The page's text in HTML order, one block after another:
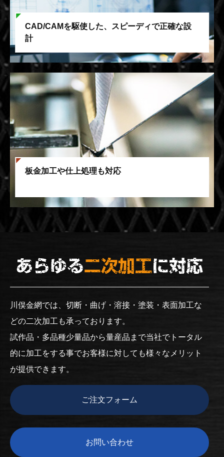
CAD/CAMを駆使した、スピーディで正確な設
計
板金加工や仕上処理も対応
川俣金網では、切断・曲げ・溶接・塗装・表面加工な
どの二次加工も承っております。
試作品・多品種少量品から量産品まで当社でトータル
的に加工をする事でお客様に対しても様々なメリット
が提供できます。
ご注文フォーム
お問い合わせ